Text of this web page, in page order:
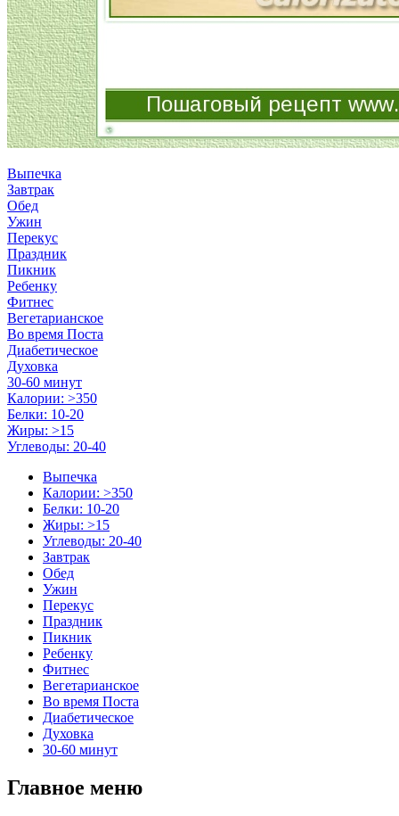
Выпечка
Завтрак
Обед
Ужин
Перекус
Праздник
Пикник
Ребенку
Фитнес
Вегетарианское
Во время Поста
Диабетическое
Духовка
30-60 минут
Калории: >350
Белки: 10-20
Жиры: >15
Углеводы: 20-40
Выпечка
Калории: >350
Белки: 10-20
Жиры: >15
Углеводы: 20-40
Завтрак
Обед
Ужин
Перекус
Праздник
Пикник
Ребенку
Фитнес
Вегетарианское
Во время Поста
Диабетическое
Духовка
30-60 минут
Главное меню